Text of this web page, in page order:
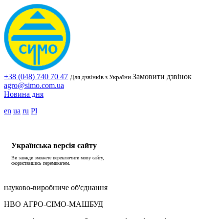
+38 (048) 740 70 47 Для дзвінків з України Замовити дзвінок
agro@simo.com.ua
Новина дня
en ua ru Pl
Українська версія сайту
Ви завжди зможете переключити мову сайту,
скориставшись перемикачем.
науково-виробниче об'єднання
НВО АГРО-СІМО-МАШБУД